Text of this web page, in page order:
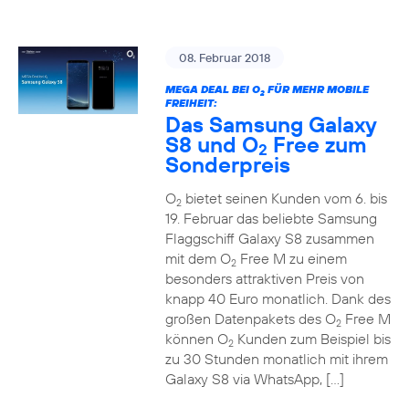
08. Februar 2018
MEGA DEAL BEI O2FÜR MEHR MOBILE
FREIHEIT:
Das Samsung Galaxy
S8 und O2 Free zum
Sonderpreis
O2bietet seinen Kunden vom 6. bis
19. Februar das beliebte Samsung
Flaggschiff Galaxy S8 zusammen
mit dem O2Free M zu einem
besonders attraktiven Preis von
knapp 40 Euro monatlich. Dank des
großen Datenpakets des O2Free M
können O2Kunden zum Beispiel bis
zu 30 Stunden monatlich mit ihrem
Galaxy S8 via WhatsApp, […]